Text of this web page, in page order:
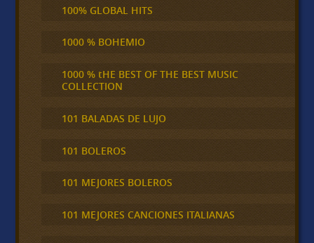
100% GLOBAL HITS
1000 % BOHEMIO
1000 % tHE BEST OF THE BEST MUSIC
COLLECTION
101 BALADAS DE LUJO
101 BOLEROS
101 MEJORES BOLEROS
101 MEJORES CANCIONES ITALIANAS